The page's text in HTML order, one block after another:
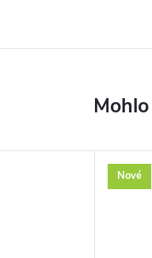
Nové